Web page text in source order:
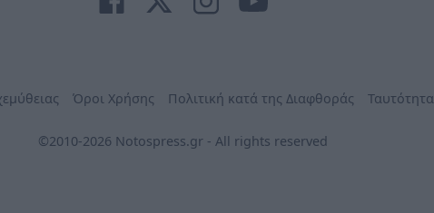
Όροι Χρήσης Πολιτική κατά της Διαφθοράς Ταυτότητα
©2010-2026 Notospress.gr - All rights reserved